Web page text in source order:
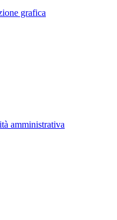
grafica
amministrativa